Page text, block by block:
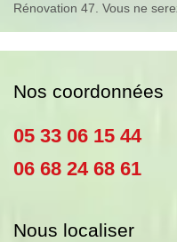
Rénovation 47. Vous ne
Nos coordonnées
05 33 06 15 44
06 68 24 68 61
Nous localiser